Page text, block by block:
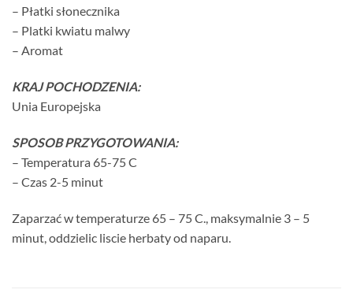
– Płatki słonecznika
– Platki kwiatu malwy
– Aromat
KRAJ POCHODZENIA:
Unia Europejska
SPOSOB PRZYGOTOWANIA:
– Temperatura 65-75 C
– Czas 2-5 minut
Zaparzać w temperaturze 65 – 75 C., maksymalnie 3 – 5
minut, oddzielic liscie herbaty od naparu.